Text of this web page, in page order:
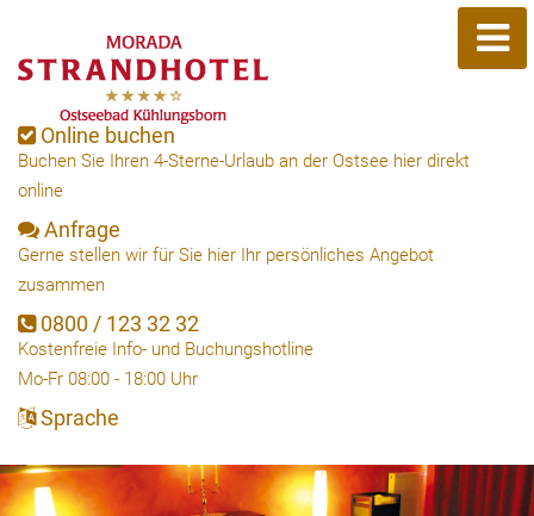
Online buchen
Buchen Sie Ihren 4-Sterne-Urlaub an der Ostsee hier direkt
online
Anfrage
Gerne stellen wir für Sie hier Ihr persönliches Angebot
zusammen
0800 / 123 32 32
Kostenfreie Info- und Buchungshotline
Mo-Fr 08:00 - 18:00 Uhr
Sprache